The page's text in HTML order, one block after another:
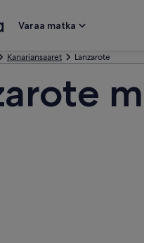
Varaa matka
Kanariansaaret Lanzarote